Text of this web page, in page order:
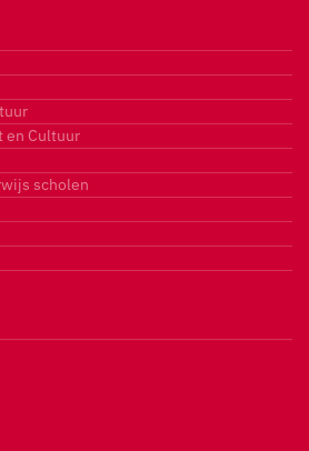
en Cultuur
scholen